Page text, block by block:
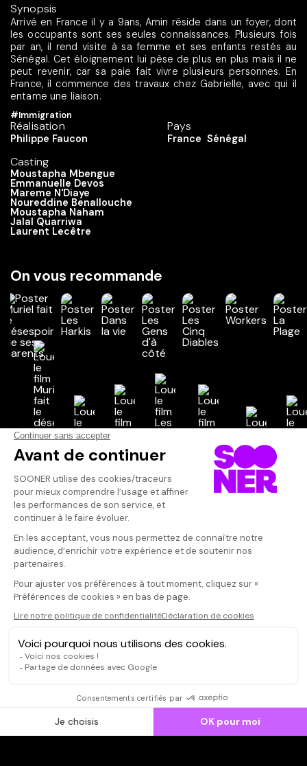
Synopsis
Arrivé en France il y a 9ans, Amin réside dans un foyer, dont
les occupants sont ses seules connaissances. Plusieurs fois
par an, il rend visite à sa femme et ses enfants restés au
Sénégal. Cet éloignement lui pèse de plus en plus mais il ne
peut revenir, car sa paie fait vivre plusieurs personnes. En
France, il commence des travaux chez Gabrielle, avec qui il
entame une liaison.
#Immigration
Réalisation
Philippe Faucon
Casting
Moustapha Mbengue
Emmanuelle Devos
Mareme N'Diaye
Noureddine Benallouche
Moustapha Naham
Jalal Quarriwa
Laurent Lecêtre
Pays
France Sénégal
On vous recommande
Vos avis
Donnez votre avis
Votre note
Votre commentaire
Il faut vous connecter pour
publier un avis
CONNEXION
Qui sommes-nous ?